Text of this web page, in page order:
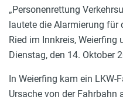
„Personenrettung
lautete die Alarmierung für
Ried im Innkreis, Weierfing
Dienstag, den 14. Oktober
In Weierfing kam ein LKW-
Ursache von der Fahrbahn